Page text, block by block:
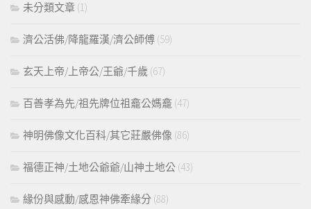
未分類文章 (1)
濟公活佛/降龍羅漢/濟公師傅 (59)
玄天上帝/上帝公/王爺/千歲 (67)
百善孝為先/祖先牌位祖龕公媽龕 (47)
神明佛像文化百科/其它莊嚴佛像 (86)
福德正神/土地公爺爺/山神土地公 (43)
緣份與感動/感恩神佛牽緣分 (88)